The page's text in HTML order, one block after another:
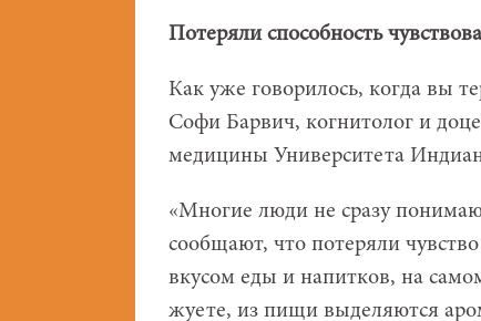
Потеряли способность
Как уже говорилось, когда вы
Софи Барвич, когнитолог и
медицины Университета
«Многие люди не сразу
сообщают, что потеряли
вкусом еды и напитков, на
жуете, из пищи выделяются